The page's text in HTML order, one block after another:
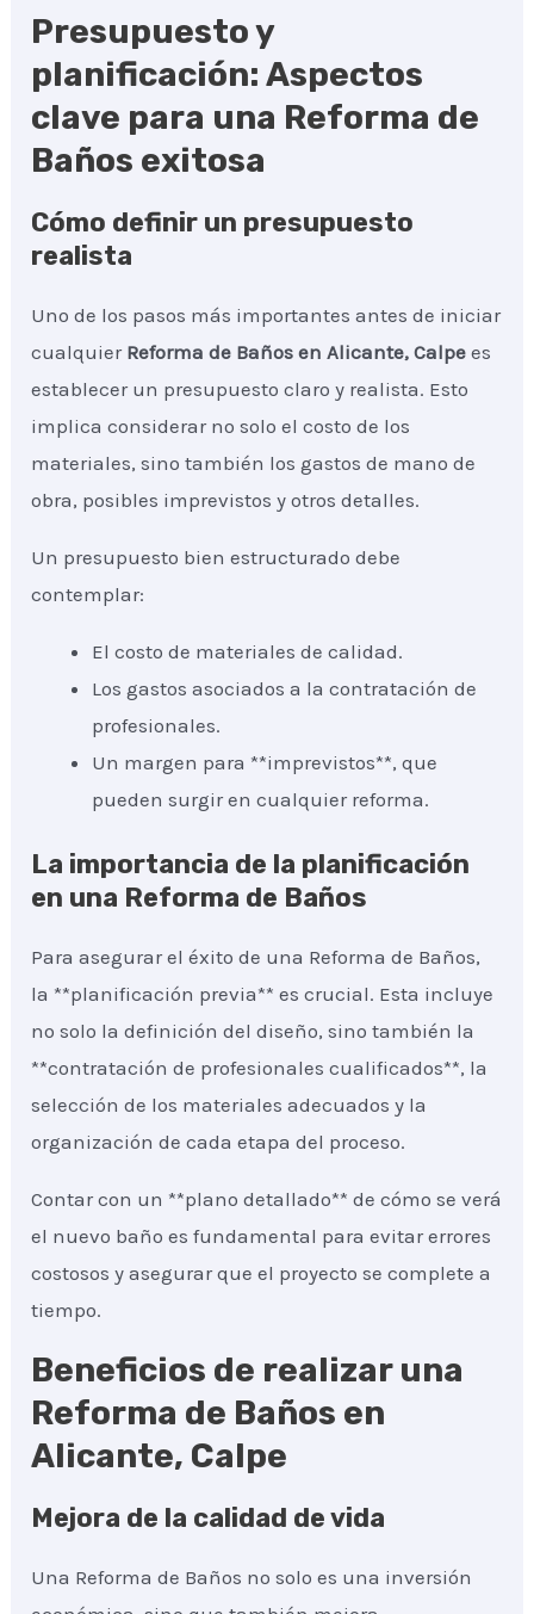
Presupuesto y
planificación: Aspectos
clave para una Reforma de
Baños exitosa
Cómo definir un presupuesto
realista
Uno de los pasos más importantes antes de iniciar
cualquier Reforma de Baños en Alicante, Calpees
establecer un presupuesto claro y realista. Esto
implica considerar no solo el costo de los
materiales, sino también los gastos de mano de
obra, posibles imprevistos y otros detalles.
Un presupuesto bien estructurado debe
contemplar:
El costo de materiales de calidad.
Los gastos asociados a la contratación de
profesionales.
Un margen para **imprevistos**, que
pueden surgir en cualquier reforma.
La importancia de la planificación
en una Reforma de Baños
Para asegurar el éxito de una Reforma de Baños,
la **planificación previa** es crucial. Esta incluye
no solo la definición del diseño, sino también la
**contratación de profesionales cualificados**, la
selección de los materiales adecuados y la
organización de cada etapa del proceso.
Contar con un **plano detallado** de cómo se verá
el nuevo baño es fundamental para evitar errores
costosos y asegurar que el proyecto se complete a
tiempo.
Beneficios de realizar una
Reforma de Baños en
Alicante, Calpe
Mejora de la calidad de vida
Una Reforma de Baños no solo es una inversión